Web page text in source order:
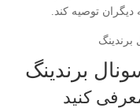
توصیه کند.
برندینگ